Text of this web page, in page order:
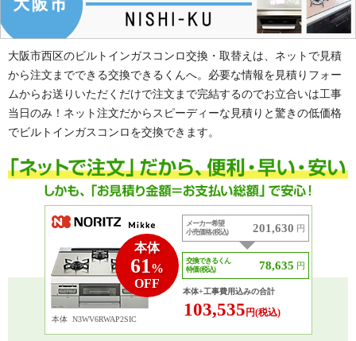
大阪市西区のビルトインガスコンロ交換・取替えは、ネットで見積
から注文までできる交換できるくんへ。必要な情報を見積りフォー
ムからお送りいただくだけで注文まで完結するのでお立合いは工事
当日のみ！ネット注文だからスピーディーな見積りと驚きの低価格
でビルトインガスコンロを交換できます。
本体
61%
OFF
本体 N3WV6RWAP2SIC
メーカー希望
小売価格 (税込)
201,630 円
交換できるくん
特価 (税込)
78,635 円
本体+工事費用込みの合計
103,535円(税込)